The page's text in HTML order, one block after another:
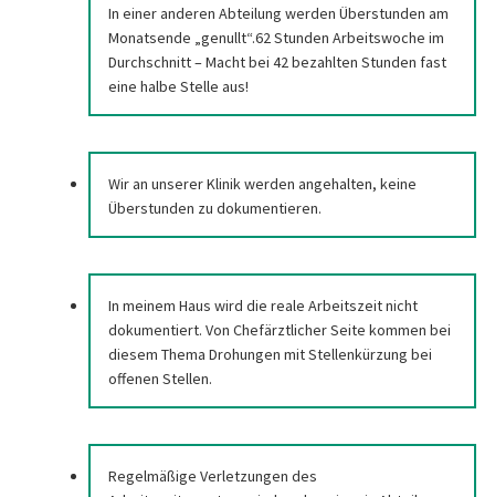
In einer anderen Abteilung werden Überstunden am
Monatsende „genullt“.62 Stunden Arbeitswoche im
Durchschnitt – Macht bei 42 bezahlten Stunden fast
eine halbe Stelle aus!
Wir an unserer Klinik werden angehalten, keine
Überstunden zu dokumentieren.
In meinem Haus wird die reale Arbeitszeit nicht
dokumentiert. Von Chefärztlicher Seite kommen bei
diesem Thema Drohungen mit Stellenkürzung bei
offenen Stellen.
Regelmäßige Verletzungen des